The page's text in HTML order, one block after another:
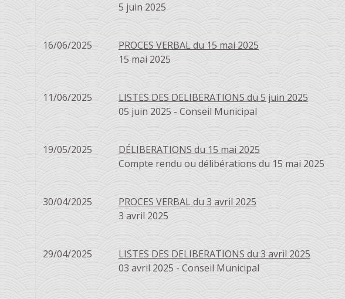
5 juin 2025
16/06/2025
PROCES VERBAL du 15 mai 2025
15 mai 2025
11/06/2025
LISTES DES DELIBERATIONS du 5 juin 2025
05 juin 2025 - Conseil Municipal
19/05/2025
DÉLIBERATIONS du 15 mai 2025
Compte rendu ou délibérations du 15 mai 2025
30/04/2025
PROCES VERBAL du 3 avril 2025
3 avril 2025
29/04/2025
LISTES DES DELIBERATIONS du 3 avril 2025
03 avril 2025 - Conseil Municipal